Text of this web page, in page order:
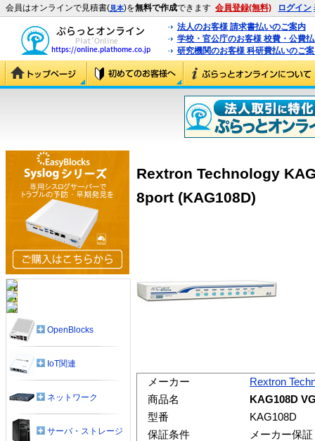
会員はオンラインで見積書(見本)を無料で作成できます 会員登録(無料) ログイン
法人のお客様 請求書払いのご案内
学校・官公庁のお客様 校費・公費
研究機関のお客様 科研費払いのご
Rextron Technology
8port (KAG108D)
メーカー
Rextron
商品名
KAG108D
型番
KAG108D
保証条件
メーカー保証
OpenBlocks
IoT関連
ネットワーク
サーバ・ストレージ